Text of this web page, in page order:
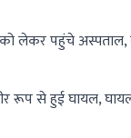
पहुंचे अस्पताल,
से हुई घायल,